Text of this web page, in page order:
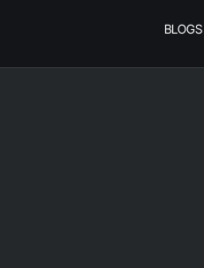
BLOGS